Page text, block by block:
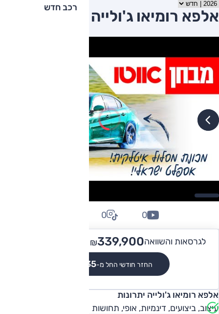
רכב חדש
אלפא רומיאו ג'ולייה 2026
לגרסאות והשוואה ₪339,900 -
החזר חודשי החל מ-₪3,135
0
0
אלפא רומיאו ג'ולייה יתרונות
עיצוב, ביצועים, דינמיות, אופי, תחושות